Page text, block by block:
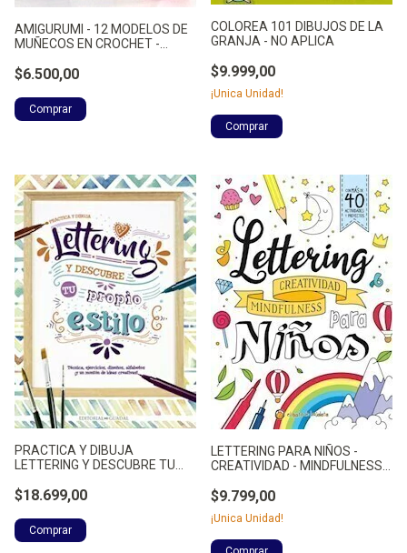
AMIGURUMI - 12 MODELOS DE
MUÑECOS EN CROCHET -
$6.500,00
COLOREA 101 DIBUJOS DE LA
GRANJA - NO APLICA
$9.999,00
¡Unica Unidad!
PRACTICA Y DIBUJA
LETTERING Y DESCUBRE TU
$18.699,00
LETTERING PARA NIÑOS -
CREATIVIDAD - MINDFULNESS -
$9.799,00
¡Unica Unidad!